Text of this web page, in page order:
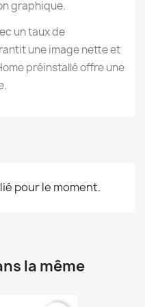
graphique.
un taux de
une image nette et
préinstallé offre une
pour le moment.
la même